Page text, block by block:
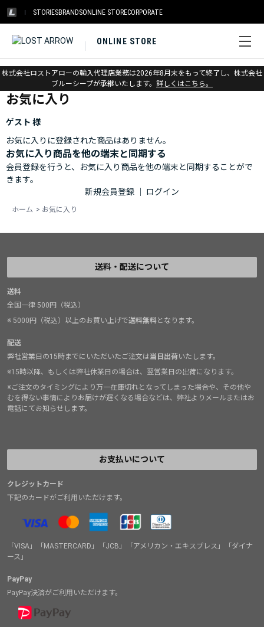
STORIESBRANDSONLINE STORECORPORATE
ONLINE STORE
株式会社ロストアローの輸入代理店業務は2026年8月末をもって終了し、株式会社
ブルーシープが承継いたします。 詳しくはこちら。
ホーム > お気に入り
お気に入り
ゲスト 様
お気に入りに登録された商品はありません。
お気に入り商品を他の端末と同期する
会員登録を行うと、お気に入り商品を他の端末と同期することがで
きます。
新規会員登録
ログイン
ホーム > お気に入り
送料・配送について
送料
全国一律 500円（税込）
※ 5000円（税込）以上のお買い上げで送料無料となります。
配送
弊社営業日の15時までにいただいたご注文は当日出荷いたします。
※15時以降、もしくは弊社休業日の場合は、翌営業日の出荷になります。
※ご注文のタイミングにより万一在庫切れとなってしまった場合や、その他や
むを得ない事情によりお届けが遅くなる場合などは、弊社よりメールまたはお
電話にてお知らせします。
お支払いについて
クレジットカード
下記のカードがご利用いただけます。
「VISA」「MASTERCARD」「JCB」「アメリカン・エキスプレス」「ダイナ
ース」
PayPay
PayPay決済がご利用いただけます。